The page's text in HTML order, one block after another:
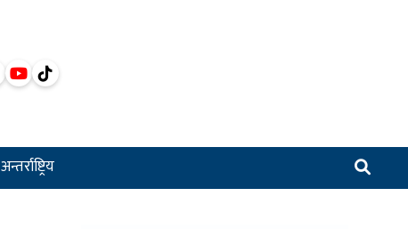
अन्तर्राष्ट्रिय